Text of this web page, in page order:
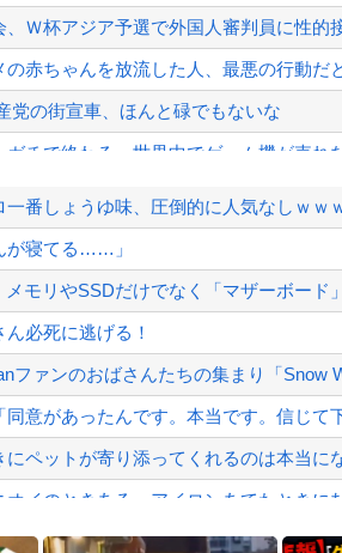
、Ｗ杯アジア予選で外国人審判員に性
の赤ちゃんを放流した人、最悪の行動だ
党の街宣車、ほんと碌でもないな
ガチで終わる…世界中でゲーム機が売れ
岡村に世の夫たちが『大共感』してしま
さん、また聖人エピソードが追加される
療費未払いが多すぎたので病院が外人の
年で尽きます」→研究者削減へ…
エ」のSNS更新が1週間途絶え、様々な
警官が黒人男性の首を絞め、暴動第二波
一番しょうゆ味、圧倒的に人気なしｗｗ
が寝てる……」
メモリやSSDだけでなく「マザーボード
必死に逃げる！
ファンのおばさんたちの集まり「Snow
同意があったんです。本当です。信じ
ペットが寄り添ってくれるのは本当に
イのときある。アイロンあてたときに
らない装備、「電動シート」に決まる・